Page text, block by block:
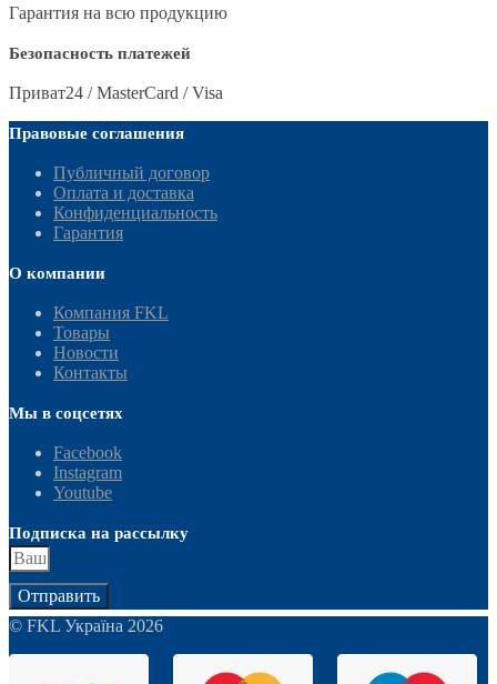
Гарантия на всю продукцию
Безопасность платежей
Приват24 / MasterCard / Visa
Правовые соглашения
Публичный договор
Оплата и доставка
Конфиденциальность
Гарантия
О компании
Компания FKL
Товары
Новости
Контакты
Мы в соцсетях
Facebook
Instagram
Youtube
Подписка на рассылку
Отправить
© FKL Україна 2026